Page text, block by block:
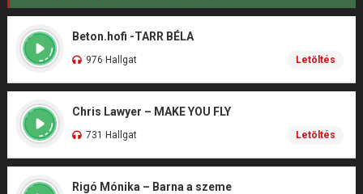
Beton.hofi -TARR BÉLA
976 Hallgat Letöltés
Chris Lawyer – MAKE YOU FLY
731 Hallgat Letöltés
Rigó Mónika – Barna a szeme